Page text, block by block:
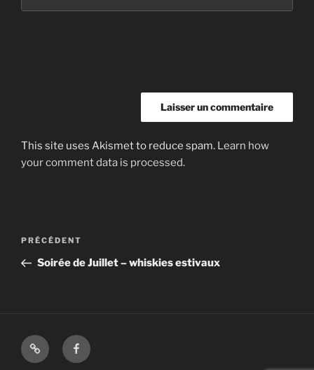
This site uses Akismet to reduce spam. Learn how
your comment data is processed.
Navigation
l’article
Article
précédent
PRÉCÉDENT
Soirée de Juillet – whiskies estivaux
Shop Facebook